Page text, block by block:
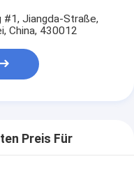
#1, Jiangda-Straße,
China, 430012
Preis Für